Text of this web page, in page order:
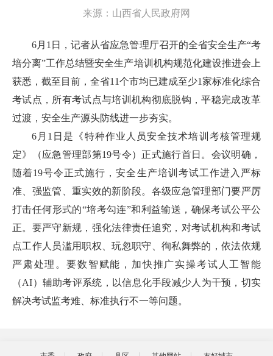
来源： 山西省人民政府网
6月1日，记者从省应急管理厅召开的全省安全生产“考
培分离”工作总结暨安全生产培训机构规范化建设推进会上
获悉，截至目前，全省11个市均已建成至少1家标准化综合
考试点，所有考试点与培训机构彻底脱钩，平稳完成改革
过渡，安全生产源头防线进一步夯实。
6月1日是《特种作业人员安全技术培训考核管理规
定》（应急管理部第19号令）正式施行首日。会议明确，
随着19号令正式施行，安全生产培训考试工作进入严标
准、强监管、重实效的新阶段。各级应急管理部门要严厉
打击任何形式的“培考勾连”和利益输送，确保考试公平公
正。要严守新规，强化法律责任追究，对考试机构和考试
点工作人员滥用职权、玩忽职守、徇私舞弊的，依法依规
严肃处理。要数智赋能，加快推广实操考试人工智能
（AI）辅助考评系统，以信息化手段减少人为干预，切实
解决考试监考难、标准执行不一等问题。